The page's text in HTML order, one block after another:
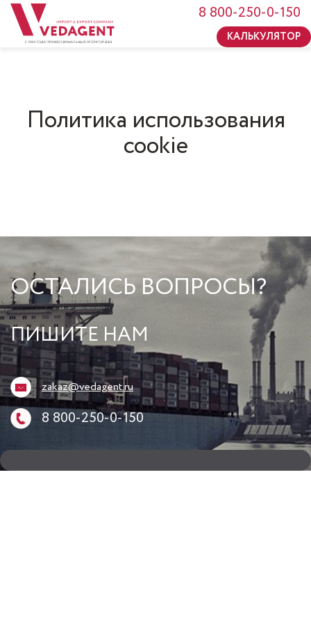
Перейти к основному содержанию 8 800-250-0-150
КАЛЬКУЛЯТОР
Политика использования
cookie
ОСТАЛИСЬ ВОПРОСЫ?
ПИШИТЕ НАМ
zakaz@vedagent.ru
8 800-250-0-150